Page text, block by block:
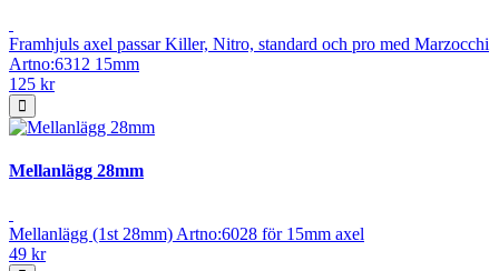
Framhjuls axel passar Killer, Nitro, standard och pro med Marzocchi
Artno:6312 15mm
125 kr
Mellanlägg 28mm
Mellanlägg (1st 28mm) Artno:6028 för 15mm axel
49 kr